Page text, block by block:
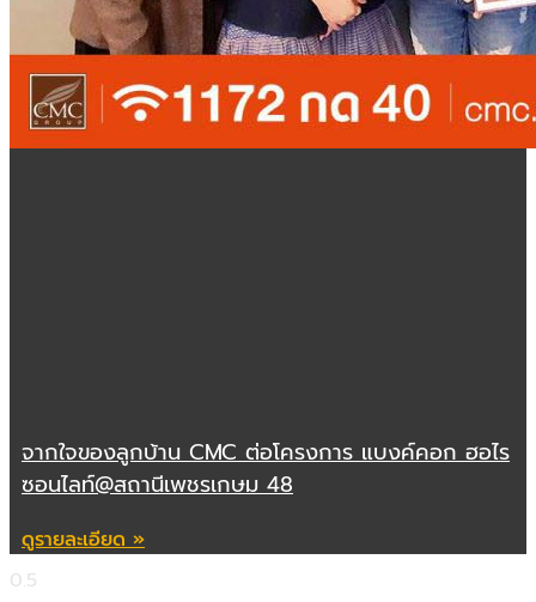
จากใจของลูกบ้าน CMC ต่อโครงการ แบงค์คอก ฮอไร
ซอนไลท์@สถานีเพชรเกษม 48
ดูรายละเอียด »